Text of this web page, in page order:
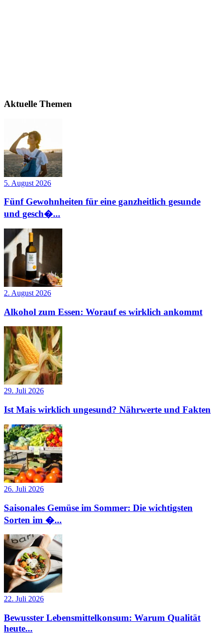
Aktuelle Themen
5. August 2026
Fünf Gewohnheiten für eine ganzheitlich gesunde
und gesch�...
2. August 2026
Alkohol zum Essen: Worauf es wirklich ankommt
29. Juli 2026
Ist Mais wirklich ungesund? Nährwerte und Fakten
26. Juli 2026
Saisonales Gemüse im Sommer: Die wichtigsten
Sorten im �...
22. Juli 2026
Bewusster Lebensmittelkonsum: Warum Qualität
heute...